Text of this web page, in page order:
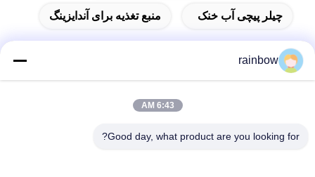
چیلر پیچی آب خنک منبع تغذیه برای آندایزینگ
آدرس
rainbow
6:43 AM
Good day, what product are you looking for?